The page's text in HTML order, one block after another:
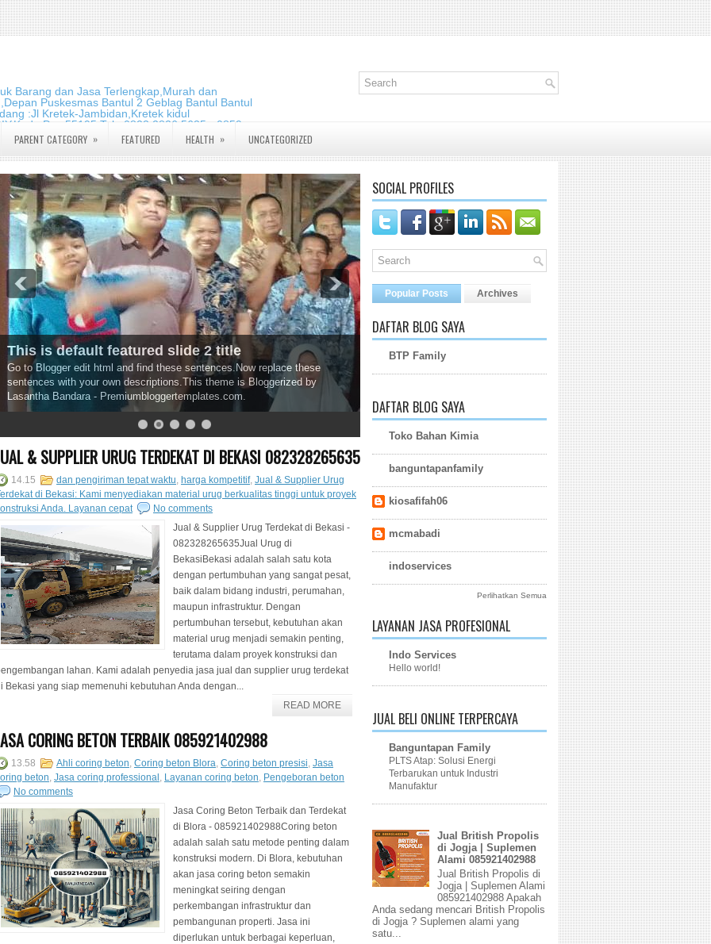
Barang dan Jasa Terlengkap,Murah dan
Puskesmas Bantul 2 Geblag Bantul Bantul
:Jl Kretek-Jambidan,Kretek kidul
Pos:55195 Telp:0823 2826 5635 - 0859
PARENT CATEGORY » FEATURED HEALTH » UNCATEGORIZED
This is default featured slide 2 title
Go to Blogger edit html and find these sentences.Now replace these
sentences with your own descriptions.This theme is Bloggerized by
Lasantha Bandara - Premiumbloggertemplates.com.
& SUPPLIER URUG TERDEKAT DI BEKASI 082328265635
14.15 dan pengiriman tepat waktu, harga kompetitif, Jual & Supplier Urug
di Bekasi: Kami menyediakan material urug berkualitas tinggi untuk proyek
Anda. Layanan cepat
No comments
Jual & Supplier Urug Terdekat di Bekasi -
082328265635Jual Urug di
BekasiBekasi adalah salah satu kota
dengan pertumbuhan yang sangat pesat,
baik dalam bidang industri, perumahan,
maupun infrastruktur. Dengan
pertumbuhan tersebut, kebutuhan akan
material urug menjadi semakin penting,
terutama dalam proyek konstruksi dan
lahan. Kami adalah penyedia jasa jual dan supplier urug terdekat
Bekasi yang siap memenuhi kebutuhan Anda dengan...
READ MORE
CORING BETON TERBAIK 085921402988
13.58 Ahli coring beton, Coring beton Blora, Coring beton presisi, Jasa
beton, Jasa coring professional , Layanan coring beton, Pengeboran beton
No comments
Jasa Coring Beton Terbaik dan Terdekat
di Blora - 085921402988Coring beton
adalah salah satu metode penting dalam
konstruksi modern. Di Blora, kebutuhan
akan jasa coring beton semakin
meningkat seiring dengan
perkembangan infrastruktur dan
pembangunan properti. Jasa ini
diperlukan untuk berbagai keperluan,
SOCIAL PROFILES
Popular Posts Archives
DAFTAR BLOG SAYA
BTP Family
DAFTAR BLOG SAYA
Toko Bahan Kimia
banguntapanfamily
kiosafifah06
mcmabadi
indoservices
Perlihatkan Semua
LAYANAN JASA PROFESIONAL
Indo Services
Hello world!
JUAL BELI ONLINE TERPERCAYA
Banguntapan Family
PLTS Atap: Solusi Energi
Terbarukan untuk Industri
Manufaktur
Jual British Propolis
di Jogja | Suplemen
Alami 085921402988
Jual British Propolis di
Jogja | Suplemen Alami
085921402988 Apakah
Anda sedang mencari British Propolis
di Jogja ? Suplemen alami yang
satu...